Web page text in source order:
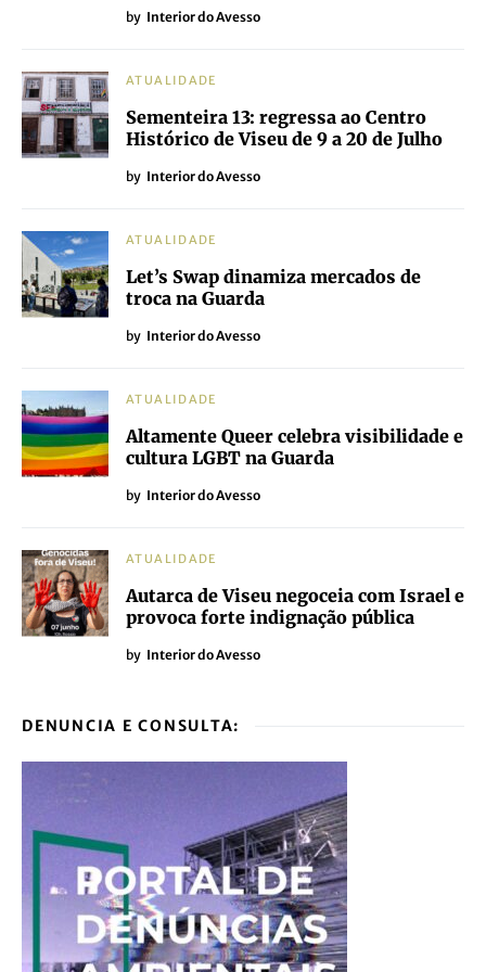
by Interior do Avesso
ATUALIDADE
Sementeira 13: regressa ao Centro
Histórico de Viseu de 9 a 20 de Julho
by Interior do Avesso
ATUALIDADE
Let’s Swap dinamiza mercados de
troca na Guarda
by Interior do Avesso
ATUALIDADE
Altamente Queer celebra visibilidade e
cultura LGBT na Guarda
by Interior do Avesso
ATUALIDADE
Autarca de Viseu negoceia com Israel e
provoca forte indignação pública
by Interior do Avesso
DENUNCIA E CONSULTA: